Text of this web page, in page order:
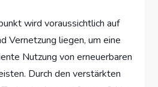
wird voraussichtlich auf
Vernetzung liegen, um eine
Nutzung von erneuerbaren
Durch den verstärkten